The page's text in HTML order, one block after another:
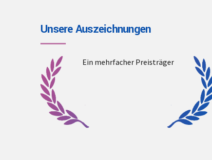
Unsere Auszeichnungen
Ein mehrfacher Preisträger